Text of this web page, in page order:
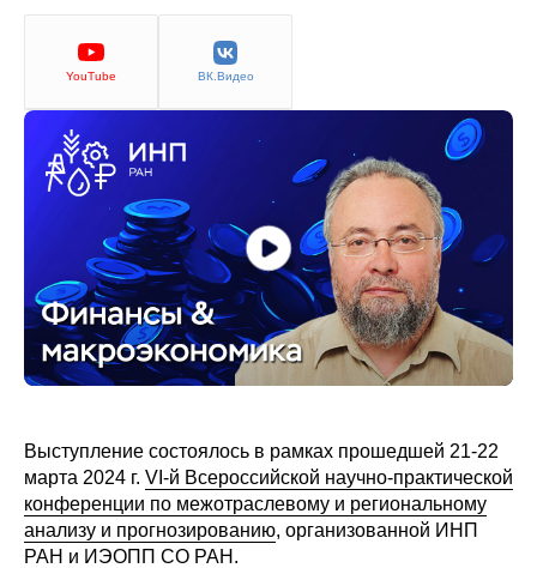
Сотрудники
Отчетность
Противодействие коррупции
Материалы для СМИ
Публикации
Научная жизнь
Издания
О журнале
Номера журналов
YouTube ВК.Видео
Выступление состоялось в рамках прошедшей 21-22
марта 2024 г. VI-й Всероссийской научно-практической
конференции по межотраслевому и региональному
анализу и прогнозированию, организованной ИНП
РАН и ИЭОПП СО РАН.